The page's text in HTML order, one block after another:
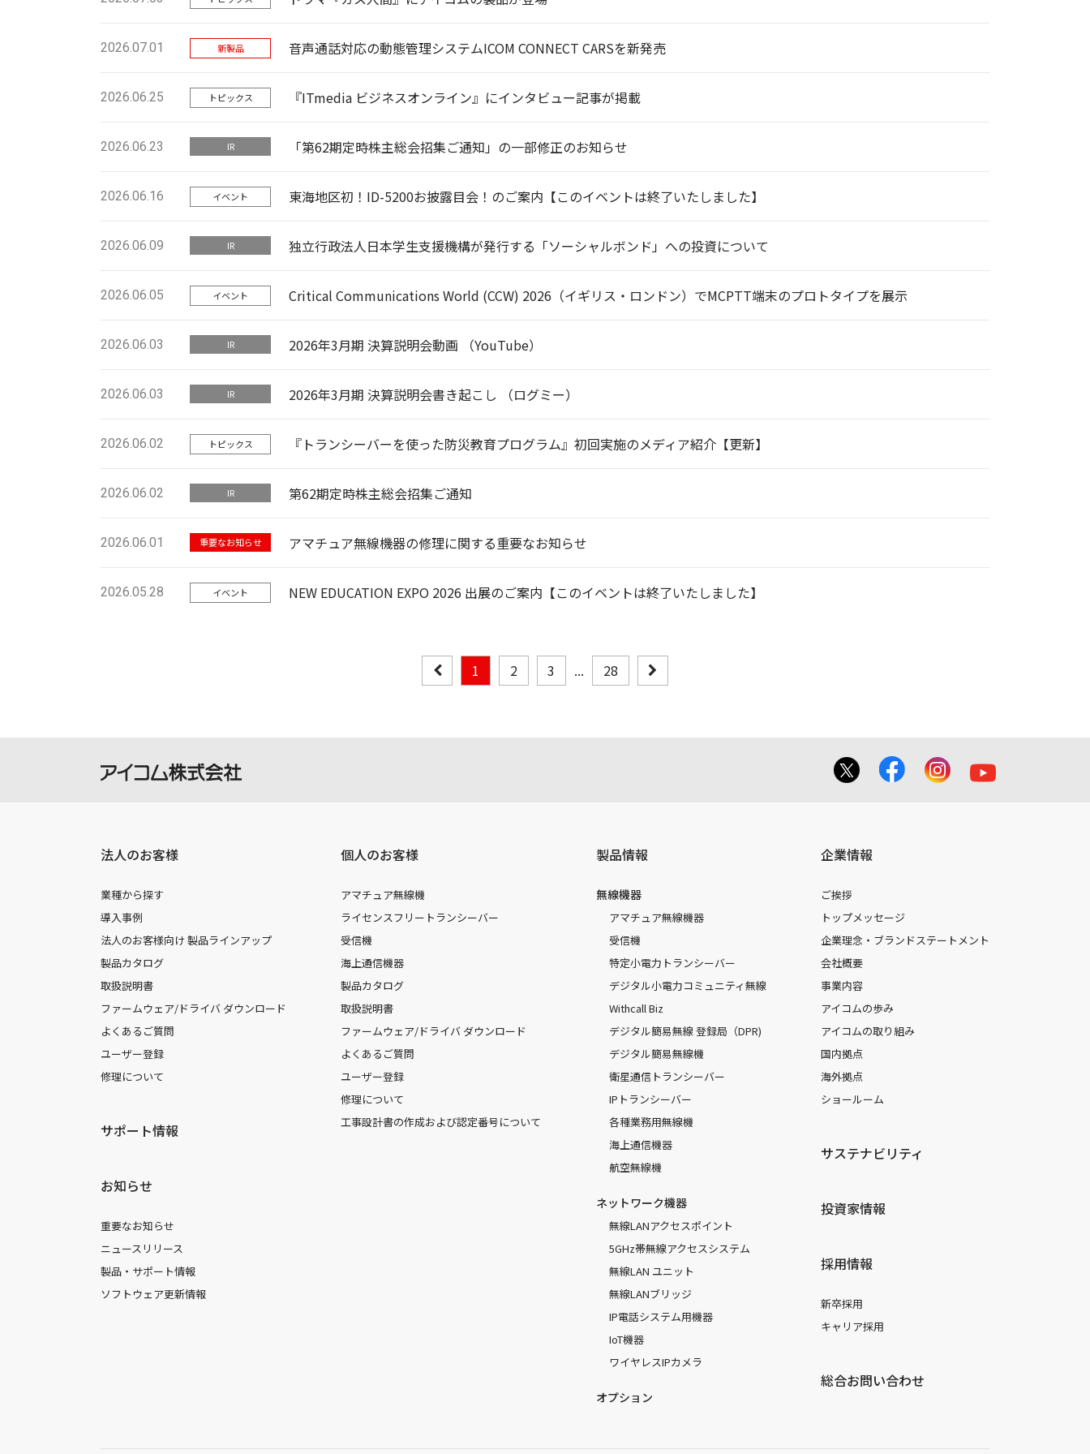
2026.07.01 新製品 音声通話対応の動態管理システムICOM CONNECT CARSを新発売
2026.06.25 トピックス 『ITmedia ビジネスオンライン』にインタビュー記事が掲載
2026.06.23 IR 「第62期定時株主総会招集ご通知」の一部修正のお知らせ
2026.06.16 イベント 東海地区初！ID-5200お披露目会！のご案内【このイベントは終了いたしました】
2026.06.09 IR 独立行政法人日本学生支援機構が発行する「ソーシャルボンド」への投資について
2026.06.05 イベント Critical Communications World (CCW) 2026（イギリス・ロンドン）でMCPTT端末のプロトタイプを展示
2026.06.03 IR 2026年3月期 決算説明会動画 （YouTube）
2026.06.03 IR 2026年3月期 決算説明会書き起こし （ログミー）
2026.06.02 トピックス 『トランシーバーを使った防災教育プログラム』初回実施のメディア紹介【更新】
2026.06.02 IR 第62期定時株主総会招集ご通知
2026.06.01 重要なお知らせ アマチュア無線機器の修理に関する重要なお知らせ
2026.05.28 イベント NEW EDUCATION EXPO 2026 出展のご案内【このイベントは終了いたしました】
1 2 3 ... 28
法人のお客様
業種から探す
導入事例
法人のお客様向け 製品ラインアップ
製品カタログ
取扱説明書
ファームウェア/ドライバ ダウンロード
よくあるご質問
ユーザー登録
修理について
サポート情報
お知らせ
重要なお知らせ
ニュースリリース
製品・サポート情報
ソフトウェア更新情報
個人のお客様
アマチュア無線機
ライセンスフリートランシーバー
受信機
海上通信機器
製品カタログ
取扱説明書
ファームウェア/ドライバ ダウンロード
よくあるご質問
ユーザー登録
修理について
工事設計書の作成および認定番号について
製品情報
無線機器
アマチュア無線機器
受信機
特定小電力トランシーバー
デジタル小電力コミュニティ無線
Withcall Biz
デジタル簡易無線 登録局（DPR)
デジタル簡易無線機
衛星通信トランシーバー
IPトランシーバー
各種業務用無線機
海上通信機器
航空無線機
ネットワーク機器
無線LANアクセスポイント
5GHz帯無線アクセスシステム
無線LAN ユニット
無線LANブリッジ
IP電話システム用機器
IoT機器
ワイヤレスIPカメラ
オプション
企業情報
ご挨拶
トップメッセージ
企業理念・ブランドステートメント
会社概要
事業内容
アイコムの歩み
アイコムの取り組み
国内拠点
海外拠点
ショールーム
サステナビリティ
投資家情報
採用情報
新卒採用
キャリア採用
総合お問い合わせ